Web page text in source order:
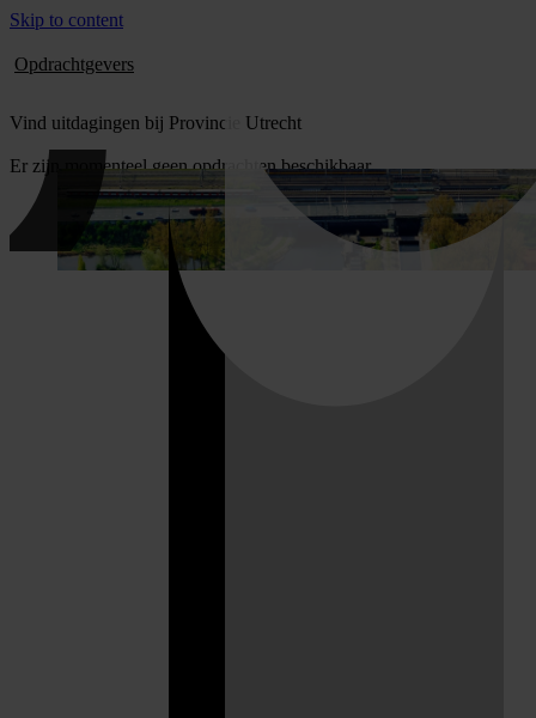
Skip to content
Opdrachtgevers
Vind uitdagingen bij Provincie Utrecht
Er zijn momenteel geen opdrachten beschikbaar.